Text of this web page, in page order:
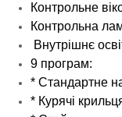
Контрольне
Контрольна
Внутрішнє
9 програм:
* Стандартне
* Курячі